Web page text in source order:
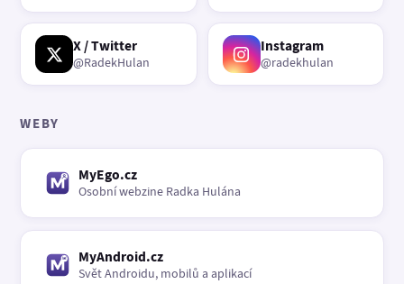
X / Twitter
@RadekHulan
Instagram
@radekhulan
WEBY
MyEgo.cz
Osobní webzine Radka Hulána
MyAndroid.cz
Svět Androidu, mobilů a aplikací